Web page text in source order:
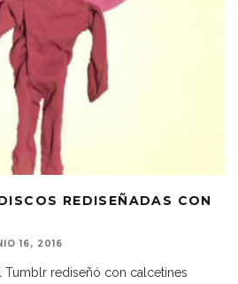
REDISEÑADAS CON
16, 2016
Tumblr rediseñó con calcetines